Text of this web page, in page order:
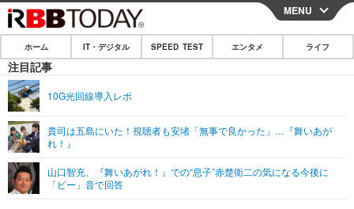
CLOSE
ホーム
IT・デジタル
ショッピング その他
SPEED TEST
エンタメ
エンタメTOP
ライフ
MENU
ホーム IT・デジタル SPEED TEST エンタメ ライフ
注目記事
10G光回線導入レポ
貴司は五島にいた！視聴者も安堵「無事で良かった」…『舞いあが
れ！』
山口智充、『舞いあがれ！』での“息子”赤楚衛二の気になる今後に
「ピー」音で回答